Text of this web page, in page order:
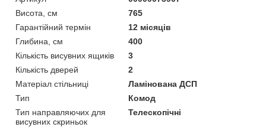
Висота, см
765
Гарантійний термін
12 місяців
Глибина, см
400
Кількість висувних ящиків
3
Кількість дверей
2
Матеріал стільниці
Ламінована ДСП
Тип
Комод
Тип направляючих для
висувних скриньок
Телескопічні